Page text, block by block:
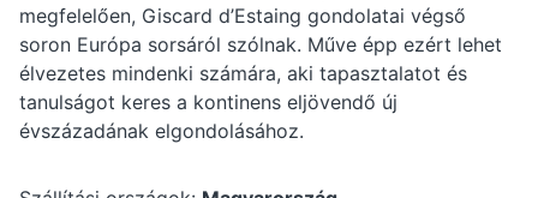
megfelelően, Giscard d’Estaing gondolatai végső
soron Európa sorsáról szólnak. Műve épp ezért lehet
élvezetes mindenki számára, aki tapasztalatot és
tanulságot keres a kontinens eljövendő új
évszázadának elgondolásához.